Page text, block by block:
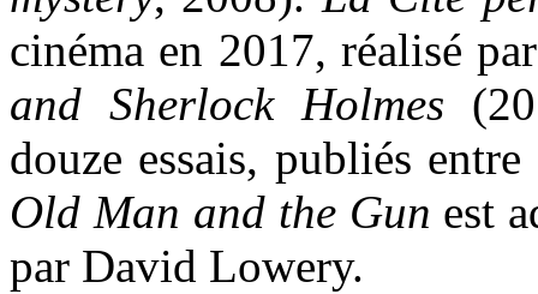
cinéma en 2017, réalisé
and Sherlock Holmes
douze essais, publiés
Old Man and the Gun est
par David Lowery.